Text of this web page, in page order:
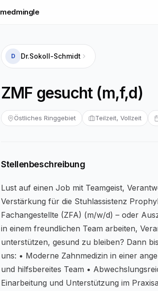
medmingle
D Dr.Sokoll-Schmidt
ZMF gesucht (m,f,d)
Östliches Ringgebiet Teilzeit, Vollzeit
Stellenbeschreibung
Lust auf einen Job mit Teamgeist,
Verstärkung für die Stuhlassistenz
Fachangestellte (ZFA) (m/w/d) – oder
in einem freundlichen Team arbeiten,
unterstützen, gesund zu bleiben? Dann
uns: • Moderne Zahnmedizin in einer
und hilfsbereites Team •
Einarbeitung und Unterstützung im